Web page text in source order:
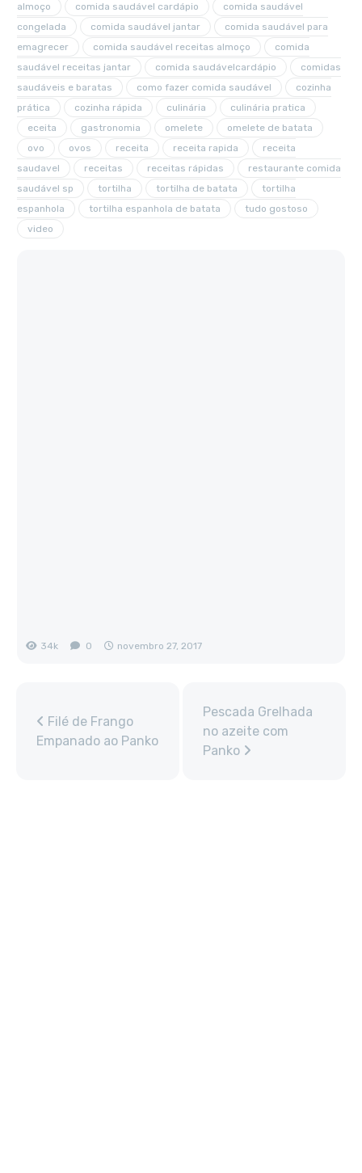
almoço comida saudável cardápio
comida saudável
congelada
comida saudável jantar
comida saudável para
emagrecer
comida saudável receitas almoço
comida
saudável receitas jantar
comida saudávelcardápio
comidas
saudáveis e baratas
como fazer comida saudável
cozinha
prática
cozinha rápida culinária
culinária pratica
eceita
gastronomia omelete
omelete de batata
ovo
ovos receita receita rapida
receita
saudavel
receitas receitas rápidas
restaurante comida
saudável sp
tortilha tortilha de batata
tortilha
espanhola
tortilha espanhola de batata
tudo gostoso
video
34k 0 novembro 27, 2017
Filé de Frango
Empanado ao Panko
Pescada Grelhada
no azeite com
Panko